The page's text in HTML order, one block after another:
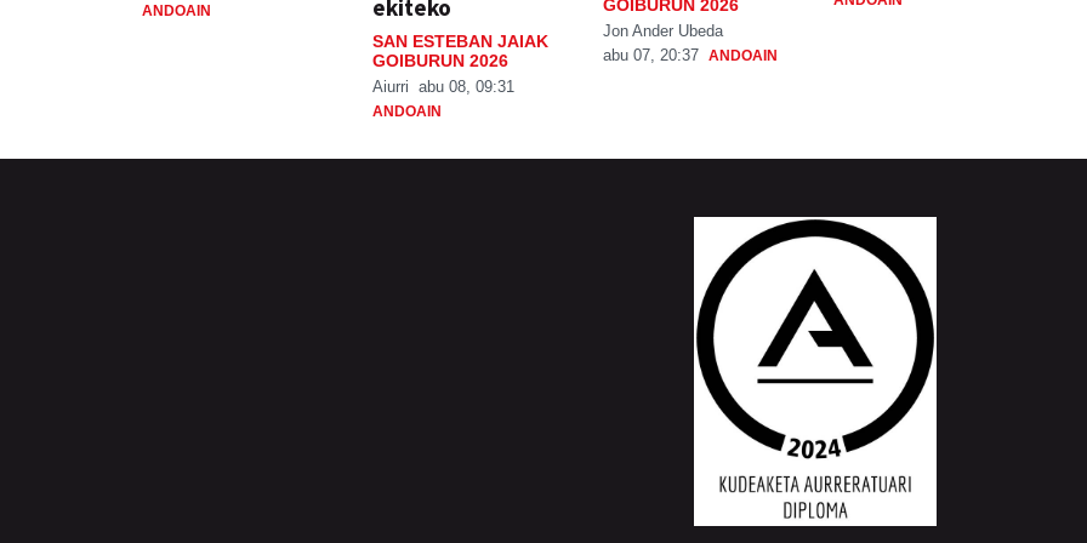
ANDOAIN
ekiteko
SAN ESTEBAN JAIAK
GOIBURUN 2026
Aiurri abu 08, 09:31
ANDOAIN
GOIBURUN 2026
Jon Ander Ubeda
abu 07, 20:37 ANDOAIN